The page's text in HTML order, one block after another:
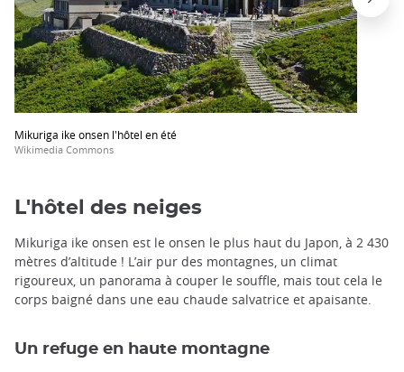
Mikuriga ike onsen l'hôtel en été
Wikimedia Commons
L'hôtel des neiges
Mikuriga ike onsen est le onsen le plus haut du Japon, à 2 430
mètres d’altitude ! L’air pur des montagnes, un climat
rigoureux, un panorama à couper le souffle, mais tout cela le
corps baigné dans une eau chaude salvatrice et apaisante.
Un refuge en haute montagne